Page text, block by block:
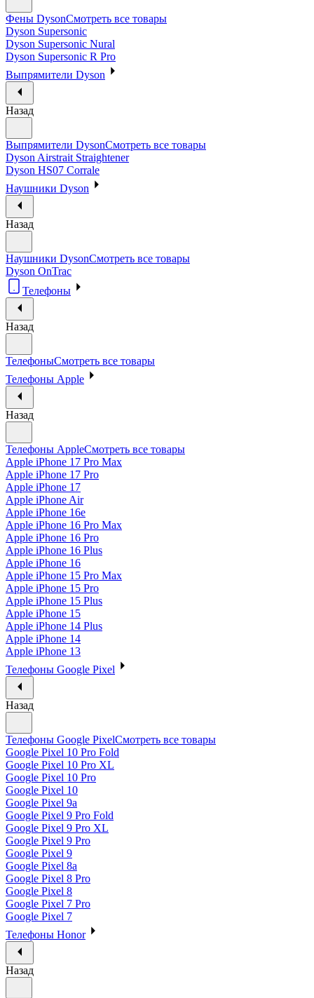
Фены DysonСмотреть все товары
Dyson Supersonic
Dyson Supersonic Nural
Dyson Supersonic R Pro
Выпрямители Dyson
Назад
Выпрямители DysonСмотреть все товары
Dyson Airstrait Straightener
Dyson HS07 Corrale
Наушники Dyson
Назад
Наушники DysonСмотреть все товары
Dyson OnTrac
Телефоны
Назад
ТелефоныСмотреть все товары
Телефоны Apple
Назад
Телефоны AppleСмотреть все товары
Apple iPhone 17 Pro Max
Apple iPhone 17 Pro
Apple iPhone 17
Apple iPhone Air
Apple iPhone 16e
Apple iPhone 16 Pro Max
Apple iPhone 16 Pro
Apple iPhone 16 Plus
Apple iPhone 16
Apple iPhone 15 Pro Max
Apple iPhone 15 Pro
Apple iPhone 15 Plus
Apple iPhone 15
Apple iPhone 14 Plus
Apple iPhone 14
Apple iPhone 13
Телефоны Google Pixel
Назад
Телефоны Google PixelСмотреть все товары
Google Pixel 10 Pro Fold
Google Pixel 10 Pro XL
Google Pixel 10 Pro
Google Pixel 10
Google Pixel 9a
Google Pixel 9 Pro Fold
Google Pixel 9 Pro XL
Google Pixel 9 Pro
Google Pixel 9
Google Pixel 8a
Google Pixel 8 Pro
Google Pixel 8
Google Pixel 7 Pro
Google Pixel 7
Телефоны Honor
Назад